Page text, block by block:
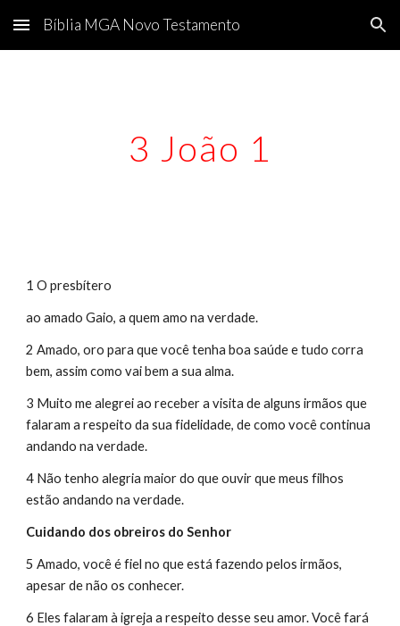
Skip to main content Skip to navigation
Bíblia MGA Novo Testamento
3 João 1
1 O presbítero
ao amado Gaio, a quem amo na verdade.
2 Amado, oro para que você tenha boa saúde e tudo corra
bem, assim como vai bem a sua alma.
3 Muito me alegrei ao receber a visita de alguns irmãos que
falaram a respeito da sua fidelidade, de como você continua
andando na verdade.
4 Não tenho alegria maior do que ouvir que meus filhos
estão andando na verdade.
Cuidando dos obreiros do Senhor
5 Amado, você é fiel no que está fazendo pelos irmãos,
apesar de não os conhecer.
6 Eles falaram à igreja a respeito desse seu amor. Você fará